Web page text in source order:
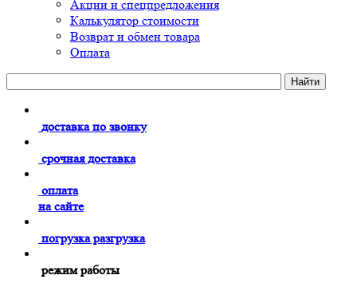
Акции и спецпредложения
Калькулятор стоимости
Возврат и обмен товара
Оплата
доставка по звонку
срочная доставка
оплата
на сайте
погрузка разгрузка
режим работы